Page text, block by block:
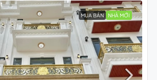
MUA BÁN NHÀ MỚI